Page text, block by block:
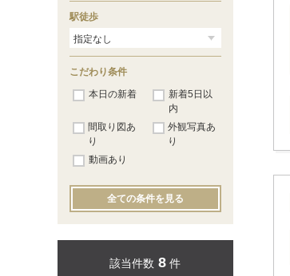
駅徒歩
こだわり条件
本日の新着
新着5日以
内
間取り図あ
り
外観写真あ
り
動画あり
全ての条件を見る
該当件数 8 件